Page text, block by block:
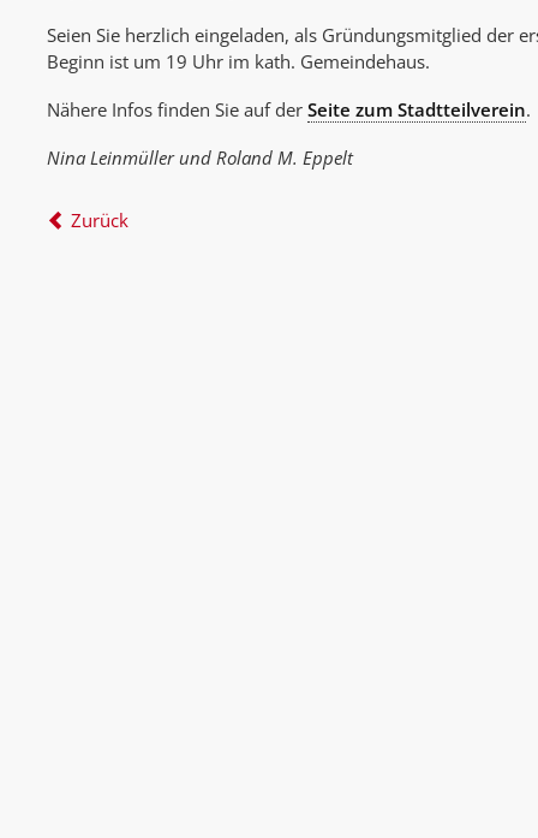
Seien Sie herzlich eingeladen, als Gründungsmitglied der
Beginn ist um 19 Uhr im kath. Gemeindehaus.
Nähere Infos finden Sie auf derSeite zum Stadtteilverein.
Nina Leinmüller und Roland M. Eppelt
Zurück